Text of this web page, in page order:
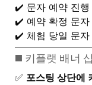
✔️ 문자 예약 진행
✔️ 예약 확정 문자
✔️ 체험 당일 문자
◼️ 키플랫 배너
✅ 포스팅 상단에